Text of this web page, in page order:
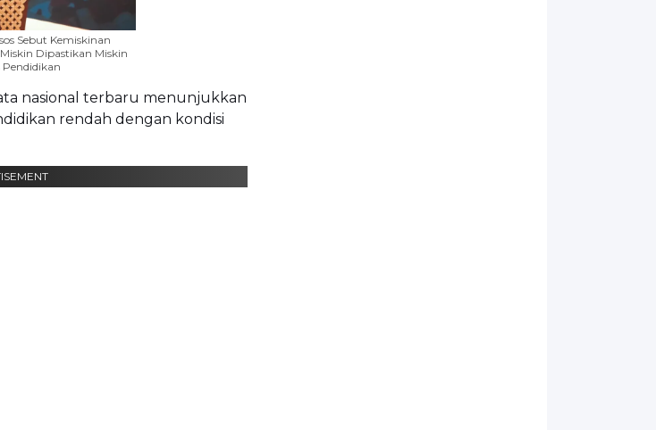
Sebut Kemiskinan
Dipastikan Miskin
Pendidikan
nasional terbaru menunjukkan
rendah dengan kondisi